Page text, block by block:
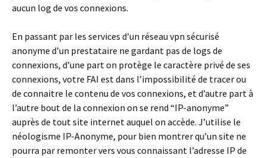
aucun log de vos connexions.
En passant par les services d’un réseau vpn sécurisé
anonyme d’un prestataire ne gardant pas de logs de
connexions, d’une part on protège le caractère privé de ses
connexions, votre FAI est dans l’impossibilité de tracer ou
de connaitre le contenu de vos connexions, et d’autre part à
l’autre bout de la connexion on se rend “IP-anonyme”
auprès de tout site internet auquel on accède. J’utilise le
néologisme IP-Anonyme, pour bien montrer qu’un site ne
pourra par remonter vers vous connaissant l’adresse IP de